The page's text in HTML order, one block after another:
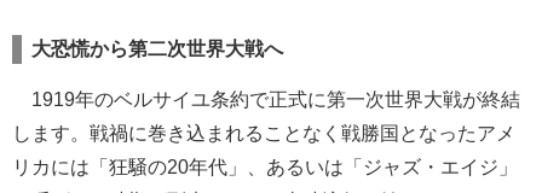
大恐慌から第二次世界大戦へ
1919年のベルサイユ条約で正式に第一次世界大戦が終結
します。戦禍に巻き込まれることなく戦勝国となったアメ
リカには「狂騒の20年代」、あるいは「ジャズ・エイジ」